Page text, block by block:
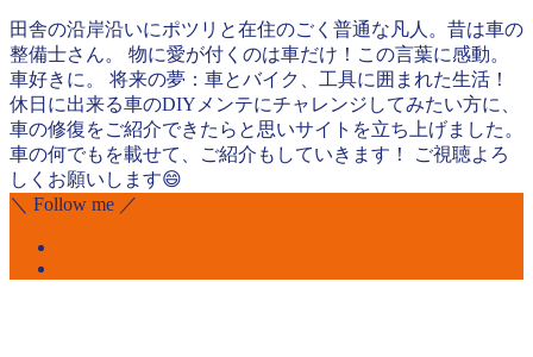
田舎の沿岸沿いにポツリと在住のごく普通な凡人。昔は車の
整備士さん。 物に愛が付くのは車だけ！この言葉に感動。
車好きに。 将来の夢：車とバイク、工具に囲まれた生活！
休日に出来る車のDIYメンテにチャレンジしてみたい方に、
車の修復をご紹介できたらと思いサイトを立ち上げました。
車の何でもを載せて、ご紹介もしていきます！ ご視聴よろ
しくお願いします😄
＼ Follow me ／